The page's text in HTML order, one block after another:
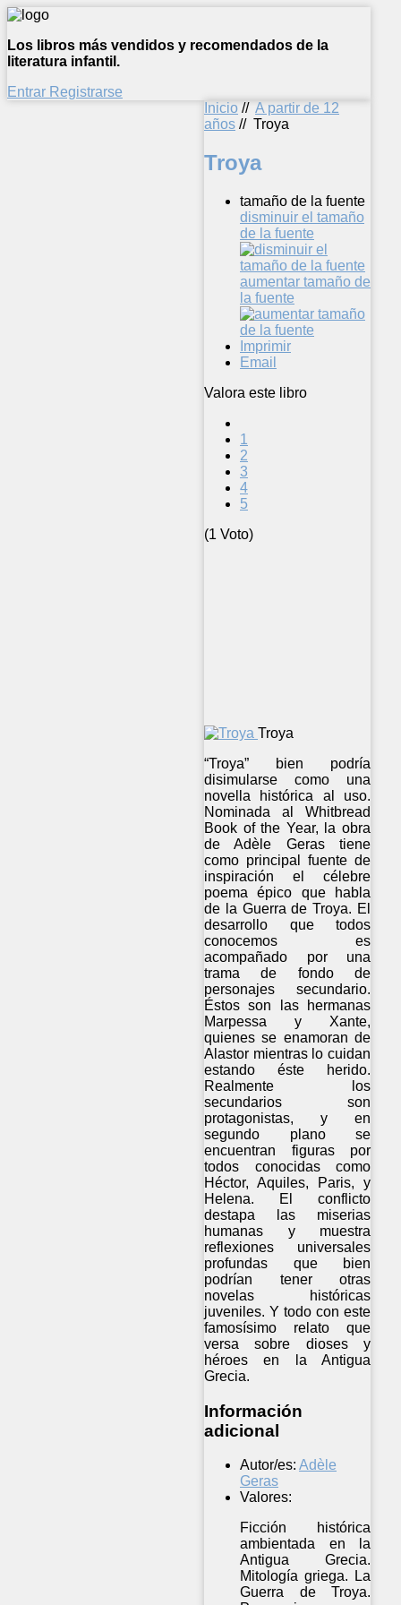
Los libros más vendidos y recomendados de la
literatura infantil.
Entrar Registrarse
Inicio // A partir de 12
años // Troya
Troya
tamaño de la fuente
disminuir el tamaño
de la fuente
aumentar tamaño de
la fuente
Imprimir
Email
Valora este libro
1
2
3
4
5
(1 Voto)
Troya
“Troya” bien podría
disimularse como una
novella histórica al uso.
Nominada al Whitbread
Book of the Year, la obra
de Adèle Geras tiene
como principal fuente de
inspiración el célebre
poema épico que habla
de la Guerra de Troya. El
desarrollo que todos
conocemos es
acompañado por una
trama de fondo de
personajes secundario.
Éstos son las hermanas
Marpessa y Xante,
quienes se enamoran de
Alastor mientras lo cuidan
estando éste herido.
Realmente los
secundarios son
protagonistas, y en
segundo plano se
encuentran figuras por
todos conocidas como
Héctor, Aquiles, Paris, y
Helena. El conflicto
destapa las miserias
humanas y muestra
reflexiones universales
profundas que bien
podrían tener otras
novelas históricas
juveniles. Y todo con este
famosísimo relato que
versa sobre dioses y
héroes en la Antigua
Grecia.
Información
adicional
Autor/es: Adèle
Geras
Valores:
Ficción histórica
ambientada en la
Antigua Grecia.
Mitología griega. La
Guerra de Troya.